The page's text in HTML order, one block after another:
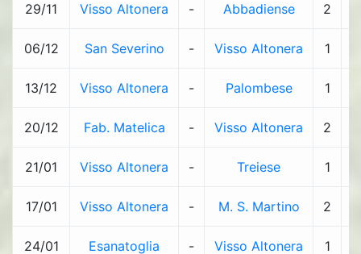
29/11 Visso Altonera - Abbadiense 2
06/12 San Severino - Visso Altonera 1
13/12 Visso Altonera - Palombese 1
20/12 Fab. Matelica - Visso Altonera 2
21/01 Visso Altonera - Treiese 1
17/01 Visso Altonera - M. S. Martino 2
24/01 Esanatoglia - Visso Altonera 1